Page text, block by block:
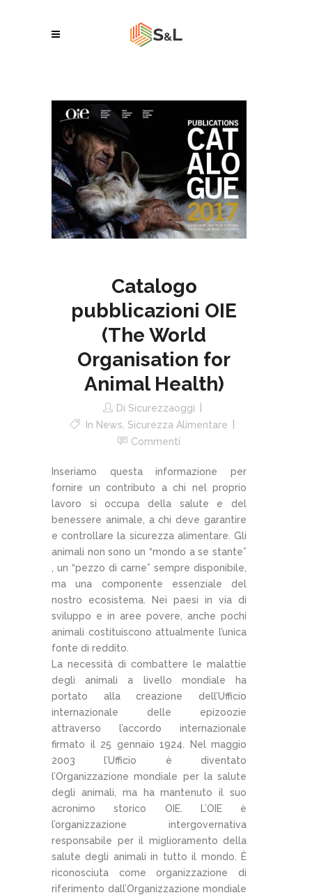
Catalogo
pubblicazioni OIE
(The World
Organisation for
Animal Health)
Di Sicurezzaoggi
In News Sicurezza Alimentare
Commenti
Inseriamo questa informazione per
fornire un contributo a chi nel proprio
lavoro si occupa della salute e del
benessere animale, a chi deve garantire
e controllare la sicurezza alimentare. Gli
animali non sono un “mondo a se stante”
, un “pezzo di carne” sempre disponibile,
ma una componente essenziale del
nostro ecosistema. Nei paesi in via di
sviluppo e in aree povere, anche pochi
animali costituiscono attualmente l’unica
fonte di reddito.
La necessità di combattere le malattie
degli animali a livello mondiale ha
portato alla creazione dell’Ufficio
internazionale delle epizoozie
attraverso l’accordo internazionale
firmato il 25 gennaio 1924. Nel maggio
2003 l’Ufficio è diventato
l’Organizzazione mondiale per la salute
degli animali, ma ha mantenuto il suo
acronimo storico OIE. L’OIE è
l’organizzazione intergovernativa
responsabile per il miglioramento della
salute degli animali in tutto il mondo. È
riconosciuta come organizzazione di
riferimento dall’Organizzazione mondiale